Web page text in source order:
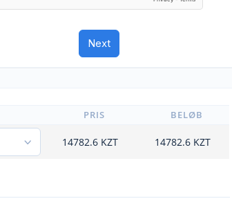
PRIS BELØB
14782.6 KZT 14782.6 KZT